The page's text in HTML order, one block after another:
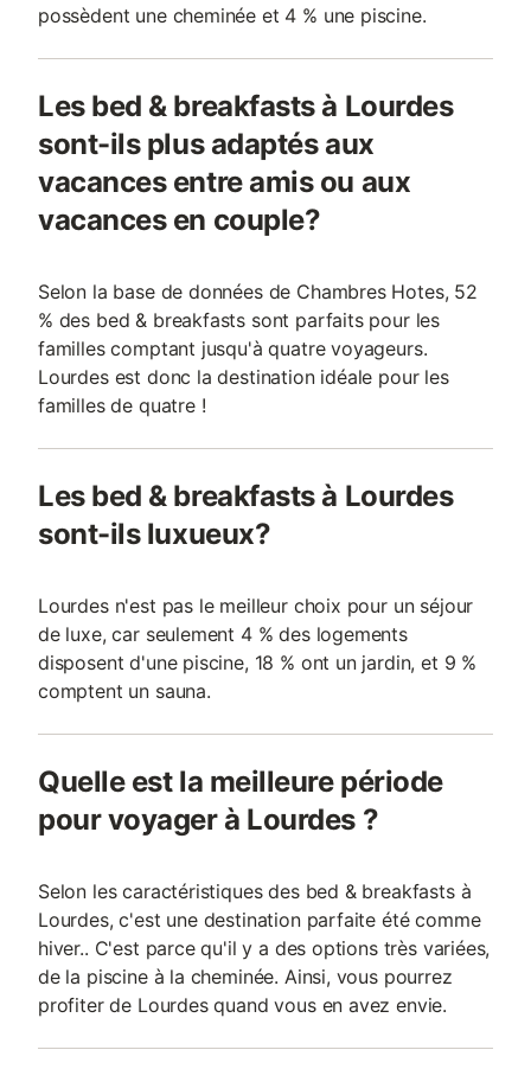
possèdent une cheminée et 4 % une piscine.
Les bed & breakfasts à Lourdes
sont-ils plus adaptés aux
vacances entre amis ou aux
vacances en couple?
Selon la base de données de Chambres Hotes, 52
% des bed & breakfasts sont parfaits pour les
familles comptant jusqu'à quatre voyageurs.
Lourdes est donc la destination idéale pour les
familles de quatre !
Les bed & breakfasts à Lourdes
sont-ils luxueux?
Lourdes n'est pas le meilleur choix pour un séjour
de luxe, car seulement 4 % des logements
disposent d'une piscine, 18 % ont un jardin, et 9 %
comptent un sauna.
Quelle est la meilleure période
pour voyager à Lourdes ?
Selon les caractéristiques des bed & breakfasts à
Lourdes, c'est une destination parfaite été comme
hiver.. C'est parce qu'il y a des options très variées,
de la piscine à la cheminée. Ainsi, vous pourrez
profiter de Lourdes quand vous en avez envie.